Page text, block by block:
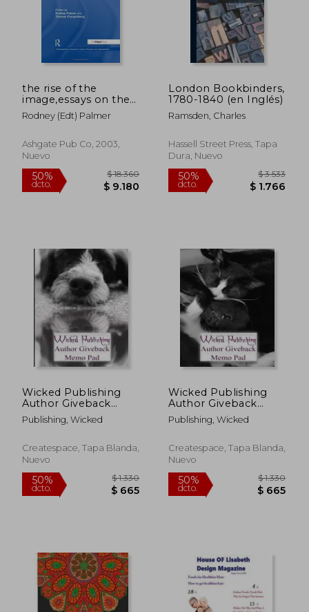
50%
dcto. $ 1.232
45%
dcto. $
the rise of the
image,essays on the
history of the
illustrated art book
Rodney (edt) Palmer
Ashgate Pub Co, 2003,
Nuevo
London Bookbinders,
1780-1840 (en Inglés)
Ramsden, Charles
Hassell Street Press, Tapa
Dura, Nuevo
Wicked Publishing
Author Giveback
Memo Pad (en
Inglés)
Publishing, Wicked
Createspace, Tapa Blanda,
Nuevo
Wicked Publishing
Author Giveback
Memo Pad (en
Inglés)
Publishing, Wicked
Createspace, Tapa Blanda,
Nuevo